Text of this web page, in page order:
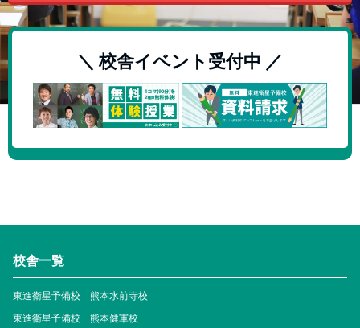
＼ 校舎イベント受付中 ／
校舎一覧
東進衛星予備校 熊本水前寺校
東進衛星予備校 熊本健軍校